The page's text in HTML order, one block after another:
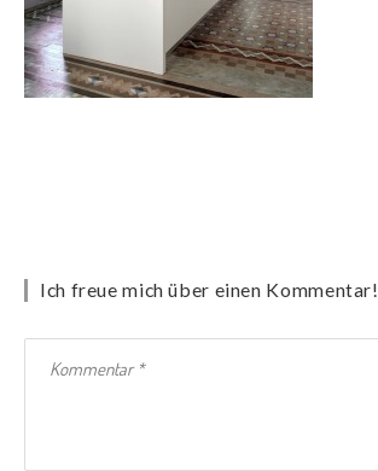
Ich freue mich über einen Kommentar!